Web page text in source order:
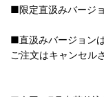
■限定直汲みバージ
■直汲みバージョン
ご注文はキャンセル